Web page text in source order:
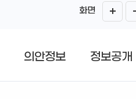
화면
의안정보 정보공개